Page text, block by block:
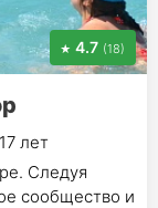
4.7 (18)
лет
Следуя
сообщество и